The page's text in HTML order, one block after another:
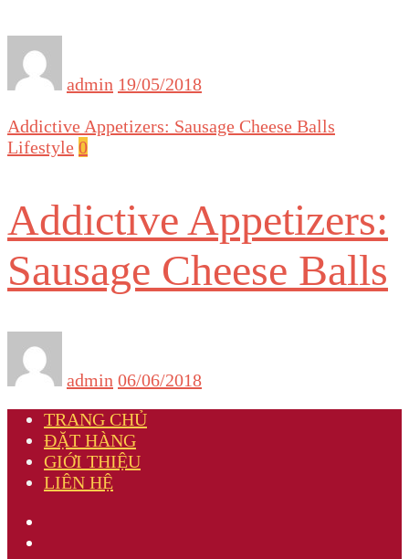
admin 19/05/2018
Addictive Appetizers: Sausage Cheese Balls
Lifestyle 0
Addictive Appetizers:
Sausage Cheese Balls
admin 06/06/2018
TRANG CHỦ
ĐẶT HÀNG
GIỚI THIỆU
LIÊN HỆ